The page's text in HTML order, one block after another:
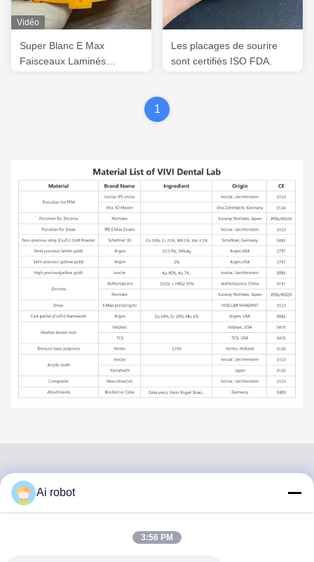
Vidéo
Super Blanc E Max
Faisceaux Laminés
Les placages de sourire
sont certifiés ISO FDA.
1
LABORATORY
Ai robot
3:56 PM